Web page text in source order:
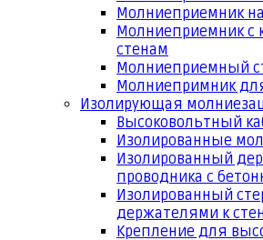
Молниеприемник
Молниеприемник с
стенам
Молниеприемный
Молниепримник
Изолирующая
Высоковольтный
Изолированные
Изолированный
проводника с
Изолированный
держателями к
Крепление для